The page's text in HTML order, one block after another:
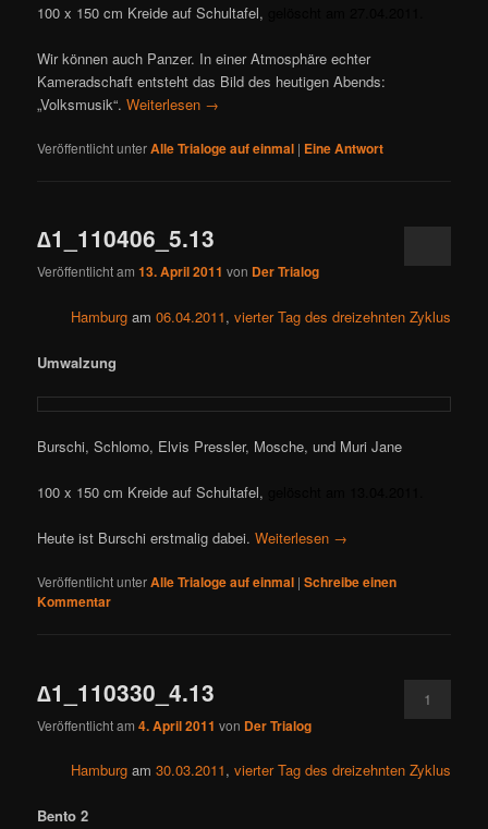
100 x 150 cm Kreide auf Schultafel,
Wir können auch Panzer. In einer Atmosphäre echter
Kameradschaft entsteht das Bild des heutigen Abends:
„Volksmusik“.Weiterlesen →
Veröffentlicht unterAlle Trialoge auf einmal | EineAntwort
∆1_110406_5.13
Veröffentlicht am13. April 2011 von Der Trialog
Hamburgam 06.04.2011, vierter Tag des dreizehnten Zyklus
Umwalzung
Burschi, Schlomo, Elvis Pressler, Mosche, und Muri Jane
100 x 150 cm Kreide auf Schultafel,
Heute ist Burschi erstmalig dabei.Weiterlesen →
Veröffentlicht unterAlle Trialoge auf einmal |Schreibe einen
Kommentar
∆1_110330_4.13
Veröffentlicht am4. April 2011 von Der Trialog
1
Hamburgam 30.03.2011, vierter Tag des dreizehnten Zyklus
Bento 2